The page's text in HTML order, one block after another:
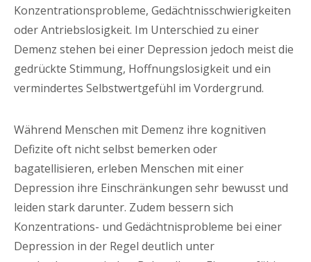
Konzentrationsprobleme, Gedächtnisschwierigkeiten
oder Antriebslosigkeit. Im Unterschied zu einer
Demenz stehen bei einer Depression jedoch meist die
gedrückte Stimmung, Hoffnungslosigkeit und ein
vermindertes Selbstwertgefühl im Vordergrund.
Während Menschen mit Demenz ihre kognitiven
Defizite oft nicht selbst bemerken oder
bagatellisieren, erleben Menschen mit einer
Depression ihre Einschränkungen sehr bewusst und
leiden stark darunter. Zudem bessern sich
Konzentrations- und Gedächtnisprobleme bei einer
Depression in der Regel deutlich unter